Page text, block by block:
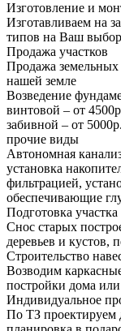
Изготовление и
Изготавливаем на
типов на Ваш выбор
Продажа участков
Продажа земельных
нашей земле
Возведение
винтовой – от
забивной – от
прочие виды
Автономная
установка
фильтрацией,
обеспечивающие
Подготовка участка
Снос старых
деревьев и кустов,
Строительство
Возводим
постройки дома
Индивидуальное
По ТЗ